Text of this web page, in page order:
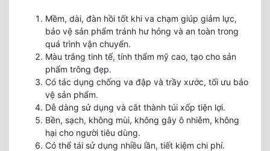
Mềm, dài, đàn hồi tốt khi va chạm giúp giảm lực,
bảo vệ sản phẩm tránh hư hỏng và an toàn trong
quá trình vận chuyển.
Màu trắng tinh tế, tính thẩm mỹ cao, tạo cho sản
phẩm trông đẹp.
Có tác dụng chống va đập và trầy xước, tối ưu bảo
vệ sản phẩm.
Dễ dàng sử dụng và cắt thành túi xốp tiện lợi.
Bền, sạch, không mùi, không gây ô nhiễm, không
hại cho người tiêu dùng.
Có thể tái sử dụng nhiều lần, tiết kiệm chi phí.